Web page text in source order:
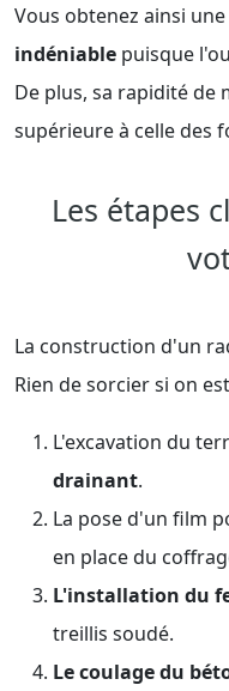
Vous obtenez ainsi une
indéniable puisque
De plus, sa rapidité
supérieure à celle des
Les étapes
La construction d'un
Rien de sorcier si on
L'excavation du
drainant.
La pose d'un film
en place du
L'installation du
treillis soudé.
Le coulage du